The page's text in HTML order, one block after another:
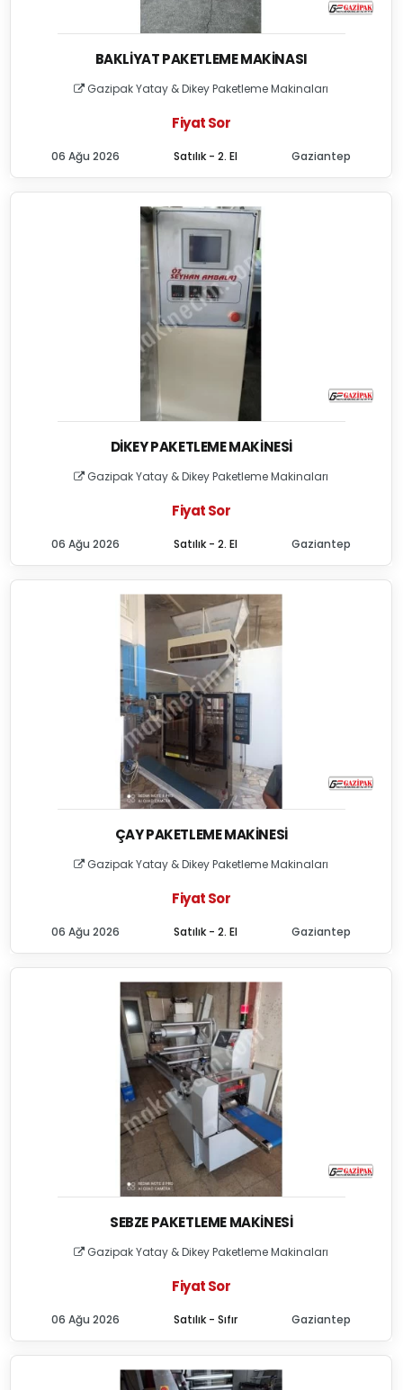
BAKLIYAT PAKETLEME MAKINASI
Gazipak Yatay & Dikey Paketleme Makinaları
Fiyat Sor
Satılık - 2. El
06 Ağu 2026 Gaziantep
DIKEY PAKETLEME MAKINESI
Gazipak Yatay & Dikey Paketleme Makinaları
Fiyat Sor
Satılık - 2. El
06 Ağu 2026 Gaziantep
ÇAY PAKETLEME MAKINESI
Gazipak Yatay & Dikey Paketleme Makinaları
Fiyat Sor
Satılık - 2. El
06 Ağu 2026 Gaziantep
SEBZE PAKETLEME MAKINESI
Gazipak Yatay & Dikey Paketleme Makinaları
Fiyat Sor
Satılık - Sıfır
06 Ağu 2026 Gaziantep